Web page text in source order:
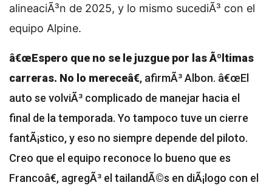
alineaciÃ³n de 2025, y lo mismo sucediÃ³ con el
equipo Alpine.
â€œEspero que no se le juzgue por las Ãºltimas
carreras. No lo mereceâ€, afirmÃ³ Albon. â€œEl
auto se volviÃ³ complicado de manejar hacia el
final de la temporada. Yo tampoco tuve un cierre
fantÃ¡stico, y eso no siempre depende del piloto.
Creo que el equipo reconoce lo bueno que es
Francoâ€, agregÃ³ el tailandÃ©s en diÃ¡logo con el